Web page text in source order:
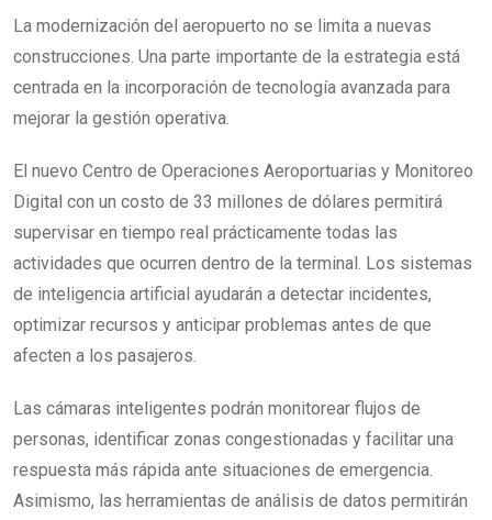
La modernización del aeropuerto no se limita a nuevas
construcciones. Una parte importante de la estrategia está
centrada en la incorporación de tecnología avanzada para
mejorar la gestión operativa.
El nuevo Centro de Operaciones Aeroportuarias y Monitoreo
Digital con un costo de 33 millones de dólares permitirá
supervisar en tiempo real prácticamente todas las
actividades que ocurren dentro de la terminal. Los sistemas
de inteligencia artificial ayudarán a detectar incidentes,
optimizar recursos y anticipar problemas antes de que
afecten a los pasajeros.
Las cámaras inteligentes podrán monitorear flujos de
personas, identificar zonas congestionadas y facilitar una
respuesta más rápida ante situaciones de emergencia.
Asimismo, las herramientas de análisis de datos permitirán